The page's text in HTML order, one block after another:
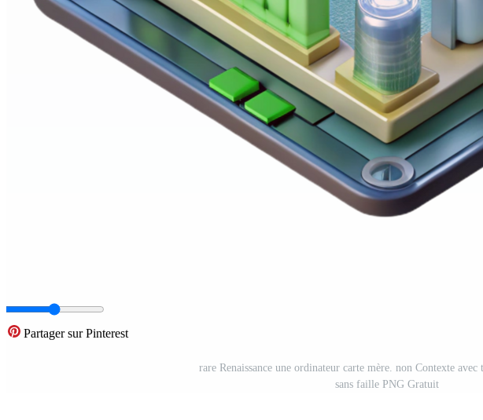
Partager sur Pinterest
rare Renaissance une ordinateur carte mère. non Contexte avec
sans faille PNG Gratuit